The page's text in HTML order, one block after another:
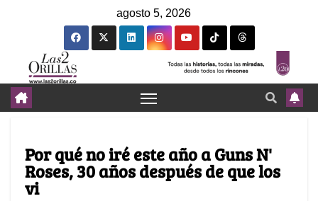
agosto 5, 2026
Por qué no iré este año a Guns N'
Roses, 30 años después de que los
vi